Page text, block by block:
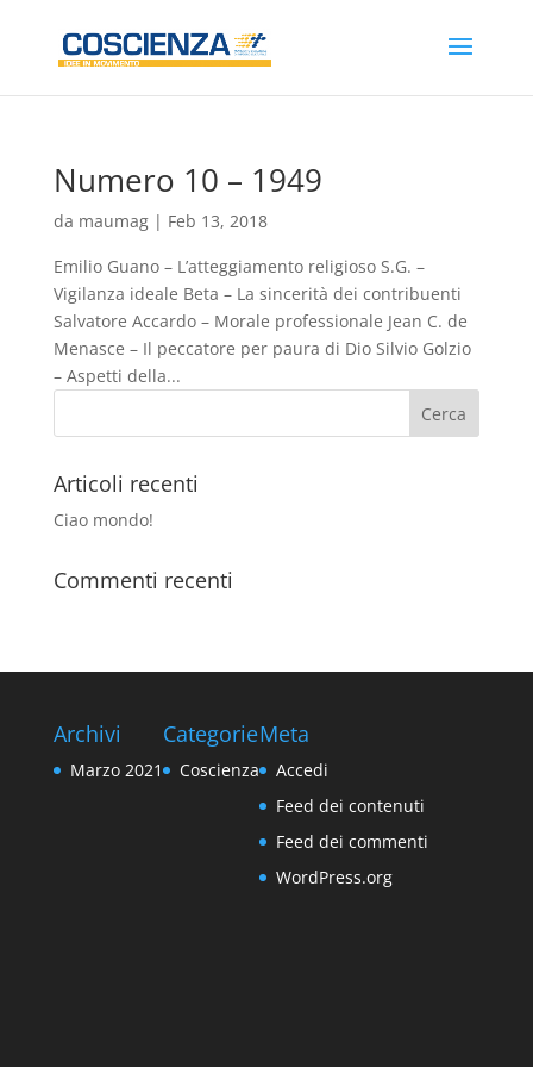
Numero 10 – 1949
da maumag| Feb 13, 2018
Emilio Guano – L’atteggiamento religioso S.G. –
Vigilanza ideale Beta – La sincerità dei contribuenti
Salvatore Accardo – Morale professionale Jean C. de
Menasce – Il peccatore per paura di Dio Silvio Golzio
– Aspetti della...
Articoli recenti
Ciao mondo!
Commenti recenti
Archivi
Marzo 2021
Categorie
Coscienza
Meta
Accedi
Feed dei contenuti
Feed dei commenti
WordPress.org